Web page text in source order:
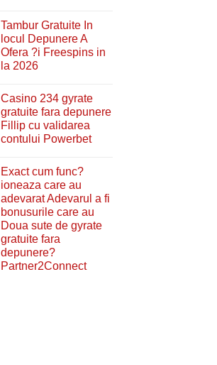
Tambur Gratuite In
locul Depunere A
Ofera ?i Freespins in
la 2026
Casino 234 gyrate
gratuite fara depunere
Fillip cu validarea
contului Powerbet
Exact cum func?
ioneaza care au
adevarat Adevarul a fi
bonusurile care au
Doua sute de gyrate
gratuite fara
depunere?
Partner2Connect